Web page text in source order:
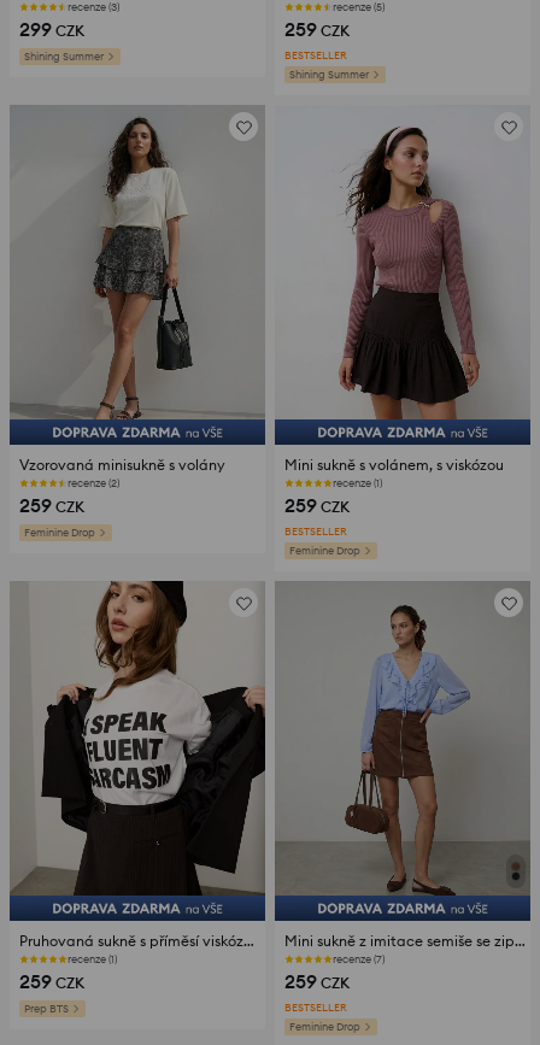
recenze (3)
299 CZK
Shining Summer
recenze (5)
259 CZK
BESTSELLER
Shining Summer
Vzorovaná minisukně s volány
recenze (2)
259 CZK
Feminine Drop
Mini sukně s volánem, s viskózou
recenze (1)
259 CZK
BESTSELLER
Feminine Drop
Pruhovaná sukně s příměsí viskózy a páskem
recenze (1)
259 CZK
Prep BTS
Mini sukně z imitace semiše se zipem
recenze (7)
259 CZK
BESTSELLER
Feminine Drop